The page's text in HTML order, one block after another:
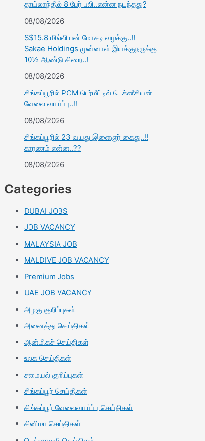
தாய்லாந்தில் 8 பேர் பலி..என்ன நடந்தது?
08/08/2026
S$15.8 மில்லியன் மோசடி வழக்கு..!!
Sakae Holdings முன்னாள் இயக்குநருக்கு
10½ ஆண்டு சிறை..!
08/08/2026
சிங்கப்பூரில் PCM பெர்மீட்டில் டெக்னீசியன்
வேலை வாய்ப்பு..!!
08/08/2026
சிங்கப்பூரில் 23 வயது இளைஞர் கைது..!!
காரணம் என்ன..??
08/08/2026
Categories
DUBAI JOBS
JOB VACANCY
MALAYSIA JOB
MALDIVE JOB VACANCY
Premium Jobs
UAE JOB VACANCY
அழகு குறிப்புகள்
அனைத்து செய்திகள்
ஆன்மிகச் செய்திகள்
உலக செய்திகள்
சமையல் குறிப்புகள்
சிங்கப்பூர் செய்திகள்
சிங்கப்பூர் வேலைவாய்ப்பு செய்திகள்
சினிமா செய்திகள்